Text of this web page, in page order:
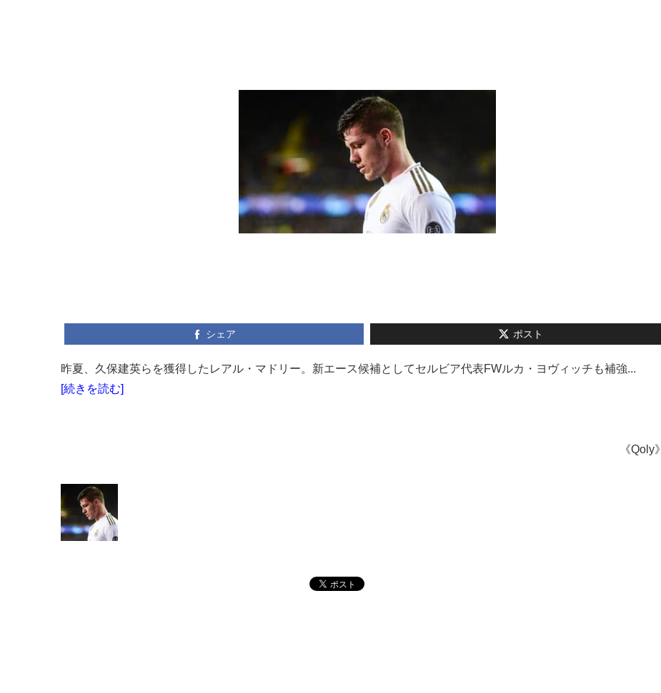
シェア ポスト
昨夏、久保建英らを獲得したレアル・マドリー。新エース候補としてセルビア代表FWルカ・ヨヴィッチも補強...
[続きを読む]
《Qoly》